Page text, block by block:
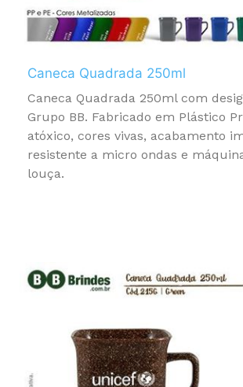
Caneca Quadrada 250ml
Caneca Quadrada 250ml com
Grupo BB. Fabricado em Plástico
atóxico, cores vivas, acabamento
resistente a micro ondas e
louça.